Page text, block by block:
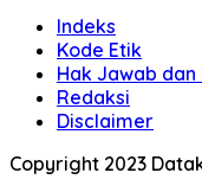
Indeks
Kode Etik
Hak Jawab
Redaksi
Disclaimer
Copyright 2023